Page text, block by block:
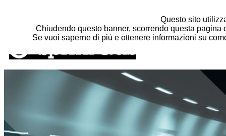
Salta al contenuto principale
Questo sito
Chiudendo questo banner, scorrendo questa
Se vuoi saperne di più e ottenere informazioni su